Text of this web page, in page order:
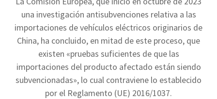
una investigación antisubvenciones relativa a las
importaciones de vehículos eléctricos originarios de
China, ha concluido, en mitad de este proceso, que
existen «pruebas suficientes de que las
importaciones del producto afectado están siendo
subvencionadas», lo cual contraviene lo establecido
por el Reglamento (UE) 2016/1037.